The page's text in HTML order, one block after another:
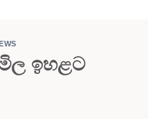
මිල ඉහළට